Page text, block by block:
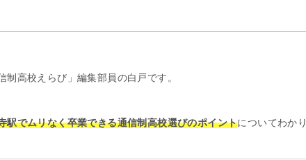
制高校えらび」編集部員の白戸です。
駅でムリなく卒業できる通信制高校選びのポイントについてわかり